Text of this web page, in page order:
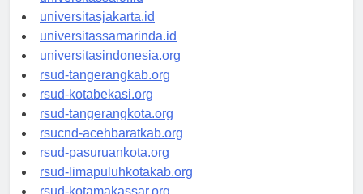
universitassalor.id
universitasjakarta.id
universitassamarinda.id
universitasindonesia.org
rsud-tangerangkab.org
rsud-kotabekasi.org
rsud-tangerangkota.org
rsucnd-acehbaratkab.org
rsud-pasuruankota.org
rsud-limapuluhkotakab.org